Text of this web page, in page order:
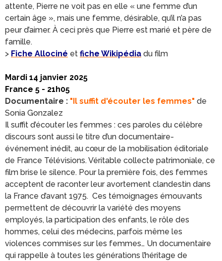
attente, Pierre ne voit pas en elle « une femme d’un
certain âge », mais une femme, désirable, qu’il n’a pas
peur d’aimer. À ceci près que Pierre est marié et père de
famille.
> Fiche Allociné et fiche Wikipédia du film
Mardi 14 janvier 2025
France 5 - 21h05
Documentaire : "Il suffit d'écouter les femmes" de
Sonia Gonzalez
Il suffit d’écouter les femmes : ces paroles du célèbre
discours sont aussi le titre d’un documentaire-
événement inédit, au cœur de la mobilisation éditoriale
de France Télévisions. Véritable collecte patrimoniale, ce
film brise le silence. Pour la première fois, des femmes
acceptent de raconter leur avortement clandestin dans
la France d’avant 1975. Ces témoignages émouvants
permettent de découvrir la variété des moyens
employés, la participation des enfants, le rôle des
hommes, celui des médecins, parfois même les
violences commises sur les femmes… Un documentaire
qui rappelle à toutes les générations l’héritage de